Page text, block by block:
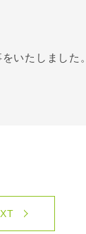
いたしました。